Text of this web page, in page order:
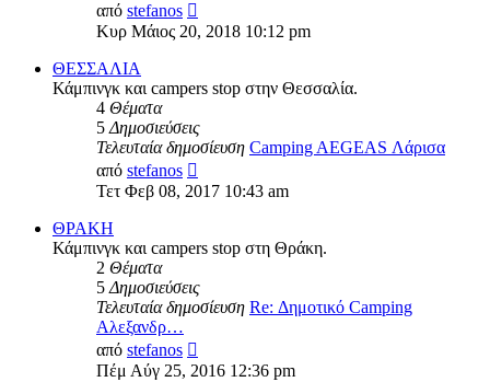
από stefanos
της
τελευταίας
Κυρ Μάιος 20, 2018 10:12 pm
ΘΕΣΣΑΛΙΑ
Κάμπινγκ και campers stop στην Θεσσαλία.
4 Θέματα
5Δημοσιεύσεις
Τελευταία δημοσίευση Camping AEGEAS Λάρισα
από stefanos
της
Τετ Φεβ 08, 2017 10:43 am
ΘΡΑΚΗ
Κάμπινγκ και campers stop στη Θράκη.
2 Θέματα
5Δημοσιεύσεις
Τελευταία δημοσίευση Re: Δημοτικό Camping
Αλεξανδρ…
από stefanos
της
Πέμ Αύγ 25, 2016 12:36 pm